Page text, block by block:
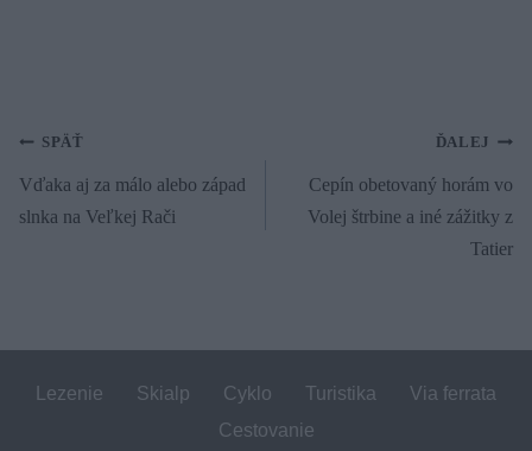
Navigácia
SPÄŤ
Vďaka aj za málo alebo západ
slnka na Veľkej Rači
ĎALEJ
Cepín obetovaný horám vo
Volej štrbine a iné zážitky z
Tatier
Lezenie Skialp Cyklo Turistika
Via ferrata
Cestovanie